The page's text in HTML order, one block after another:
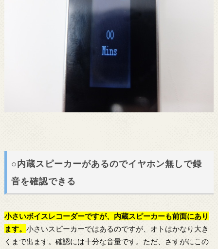
○内蔵スピーカーがあるのでイヤホン無しで録
音を確認できる
小さいボイスレコーダーですが、内蔵スピーカーも前面にあり
ます。 小さいスピーカーではあるのですが、オトはかなり大き
くまで出ます。確認には十分な音量です。ただ、さすがにこの